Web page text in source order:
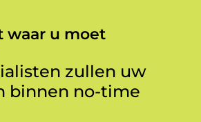
waar u moet
zullen uw
binnen no-time